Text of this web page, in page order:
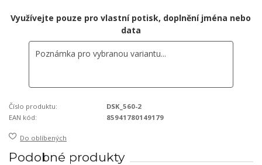
Využívejte pouze pro vlastní potisk, doplnění jména nebo
data
Číslo produktu:
DSK_560-2
EAN kód:
85941780149179
Do oblíbených
Podobné produkty